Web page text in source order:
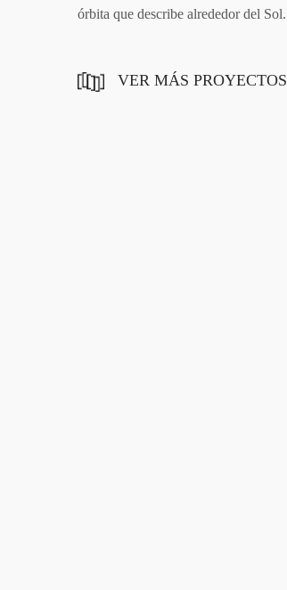
órbita que describe alrededor del Sol.
VER MÁS PROYECTOS